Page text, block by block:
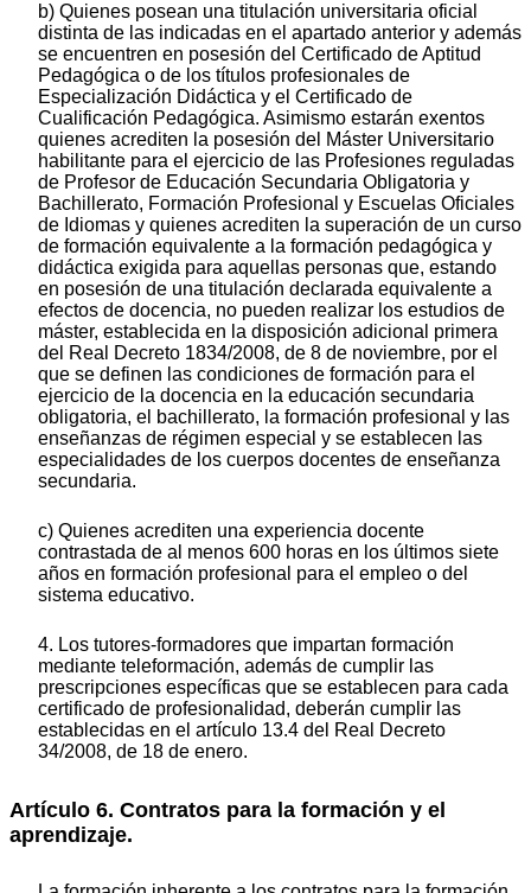
b) Quienes posean una titulación universitaria oficial
distinta de las indicadas en el apartado anterior y además
se encuentren en posesión del Certificado de Aptitud
Pedagógica o de los títulos profesionales de
Especialización Didáctica y el Certificado de
Cualificación Pedagógica. Asimismo estarán exentos
quienes acrediten la posesión del Máster Universitario
habilitante para el ejercicio de las Profesiones reguladas
de Profesor de Educación Secundaria Obligatoria y
Bachillerato, Formación Profesional y Escuelas Oficiales
de Idiomas y quienes acrediten la superación de un curso
de formación equivalente a la formación pedagógica y
didáctica exigida para aquellas personas que, estando
en posesión de una titulación declarada equivalente a
efectos de docencia, no pueden realizar los estudios de
máster, establecida en la disposición adicional primera
del Real Decreto 1834/2008, de 8 de noviembre, por el
que se definen las condiciones de formación para el
ejercicio de la docencia en la educación secundaria
obligatoria, el bachillerato, la formación profesional y las
enseñanzas de régimen especial y se establecen las
especialidades de los cuerpos docentes de enseñanza
secundaria.
c) Quienes acrediten una experiencia docente
contrastada de al menos 600 horas en los últimos siete
años en formación profesional para el empleo o del
sistema educativo.
4. Los tutores-formadores que impartan formación
mediante teleformación, además de cumplir las
prescripciones específicas que se establecen para cada
certificado de profesionalidad, deberán cumplir las
establecidas en el artículo 13.4 del Real Decreto
34/2008, de 18 de enero.
Artículo 6. Contratos para la formación y el
aprendizaje.